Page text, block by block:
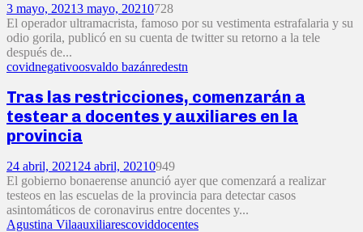
3 mayo, 20213 mayo, 20210728
El operador ultramacrista, famoso por su vestimenta estrafalaria y su
odio gorila, publicó en su cuenta de twitter su retorno a la tele
después de...
covidnegativoosvaldo bazánredestn
Tras las restricciones, comenzarán a
testear a docentes y auxiliares en la
provincia
24 abril, 2021 24 abril, 20210949
El gobierno bonaerense anunció ayer que comenzará a realizar
testeos en las escuelas de la provincia para detectar casos
asintomáticos de coronavirus entre docentes y...
Agustina Vilaauxiliarescoviddocentes